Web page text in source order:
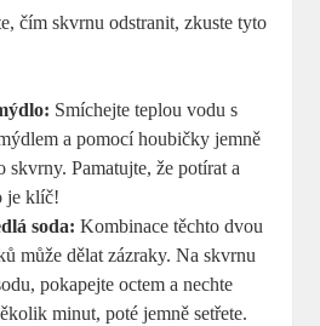
čím skvrnu odstranit, zkuste tyto
Smíchejte teplou vodu s
a pomocí houbičky jemně
skvrny. Pamatujte, že potírat a
je klíč!
soda: Kombinace těchto dvou
může dělat zázraky. Na skvrnu
pokapejte octem a nechte
minut, poté jemně setřete.